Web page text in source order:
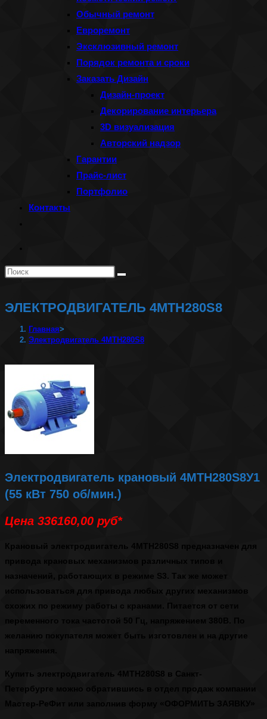
Обычный ремонт
Евроремонт
Эксклюзивный ремонт
Порядок ремонта и сроки
Заказать Дизайн
Дизайн-проект
Декорирование интерьера
3D визуализация
Авторский надзор
Гарантии
Прайс-лист
Портфолио
Контакты
веб-
Поиск
ЭЛЕКТРОДВИГАТЕЛЬ 4МТН280S8
Главная>
Электродвигатель 4МТН280S8
Электродвигатель крановый 4МТН280S8У1
(55 кВт 750 об/мин.)
Цена 336160,00 руб*
электродвигатель 4МТН280S8
привода крановых механизмов различных типов и
назначений, работающих в режиме S3. Так же может
использоваться для привода любых других механизмов
схожих по режиму работы с кранами. Питается от сети
переменного тока частотой 50 Гц, напряжением 380В. По
желанию покупателя может быть изготовлен и на другие
напряжения.
Купить электродвигатель 4МТН280S8 в Санкт-
Петербурге
можно обратившись в отдел продаж компании
Мастер-РеФит или заполнив форму
«ОФОРМИТЬ ЗАЯВКУ»